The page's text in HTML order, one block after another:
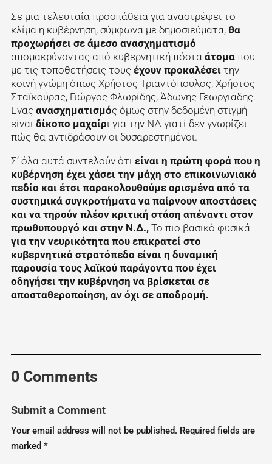
Σε μια τελευταία προσπάθεια για αναστρέψει το
κλίμα η κυβέρνηση, σύμφωνα με δημοσιεύματα, θα
προχωρήσει σε άμεσο ανασχηματισμό
απομακρύνοντας από κυβερνητική πόστα άτομα που
με τις τοποθετήσεις τους έχουν προκαλέσει την
κοινή γνώμη όπως Χρήστος Τριαντόπουλος, Χρήστος
Σταϊκούρας, Γιώργος Φλωρίδης, Άδωνης Γεωργιάδης.
Ενας ανασχηματισμός όμως στην δεδομένη στιγμή
είναι δίκοπο μαχαίρι για την ΝΔ γιατί δεν γνωρίζει
πώς θα αντιδράσουν οι δυσαρεστημένοι.
Σ’ όλα αυτά συντελούν ότι είναι η πρώτη φορά που η
κυβέρνηση έχει χάσει την μάχη στο επικοινωνιακό
πεδίο και έτσι παρακολουθούμε ορισμένα από τα
συστημικά συγκροτήματα να παίρνουν αποστάσεις
και να τηρούν πλέον κριτική στάση απέναντι στον
πρωθυπουργό και στην Ν.Δ., Το πιο βασικό φυσικά
για την νευρικότητα που επικρατεί στο
κυβερνητικό στρατόπεδο είναι η δυναμική
παρουσία τους λαϊκού παράγοντα που έχει
οδηγήσει την κυβέρνηση να βρίσκεται σε
αποσταθεροποίηση, αν όχι σε αποδρομή.
0 Comments
Submit a Comment
Your email address will not be published. Required fields are
marked *